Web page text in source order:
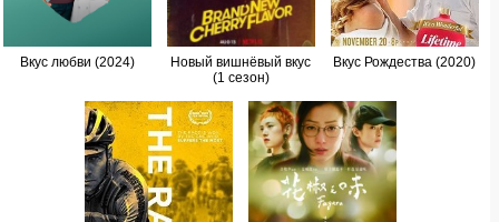
Вкус любви (2024)
Новый вишнёвый вкус
(1 сезон)
Вкус Рождества (2020)